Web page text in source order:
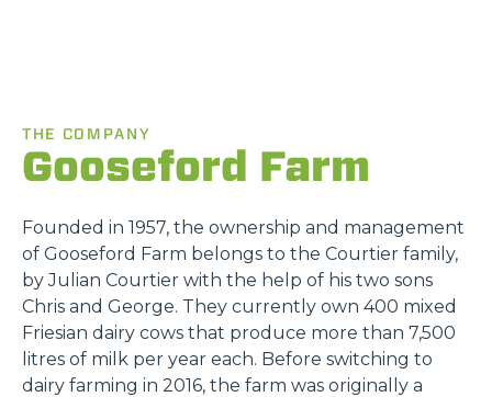
THE COMPANY
Gooseford Farm
Founded in 1957, the ownership and management
of Gooseford Farm belongs to the Courtier family,
by Julian Courtier with the help of his two sons
Chris and George. They currently own 400 mixed
Friesian dairy cows that produce more than 7,500
litres of milk per year each. Before switching to
dairy farming in 2016, the farm was originally a